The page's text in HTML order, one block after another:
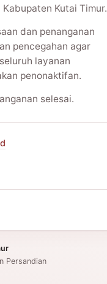
Kutai Timur.
dan penanganan
pencegahan agar
layanan
penonaktifan.
selesai.
Persandian